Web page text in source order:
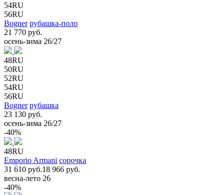
54RU
56RU
Bogner рубашка-поло
21 770 руб.
осень-зима 26/27
48RU
50RU
52RU
54RU
56RU
Bogner рубашка
23 130 руб.
осень-зима 26/27
-40%
48RU
Emporio Armani сорочка
31 610 руб.18 966 руб.
весна-лето 26
-40%